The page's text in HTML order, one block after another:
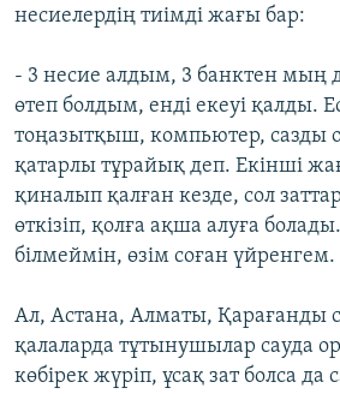
несиелердің тиімді жағы бар:
- 3 несие алдым, 3 банктен мың
өтеп болдым, енді екеуі қалды.
тоңазытқыш, компьютер, сазды
қатарлы тұрайық деп. Екінші
қиналып қалған кезде, сол
өткізіп, қолға ақша алуға
білмеймін, өзім соған үйренгем.
Ал, Астана, Алматы, Қарағанды
қалаларда тұтынушылар сауда
көбірек жүріп, ұсақ зат болса да